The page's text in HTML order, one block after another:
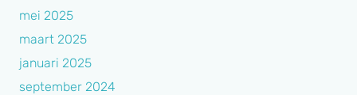
mei 2025
maart 2025
januari 2025
september 2024